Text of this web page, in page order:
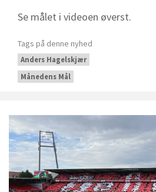
Se målet i videoen øverst.
Tags på denne nyhed
Anders Hagelskjær
Månedens Mål